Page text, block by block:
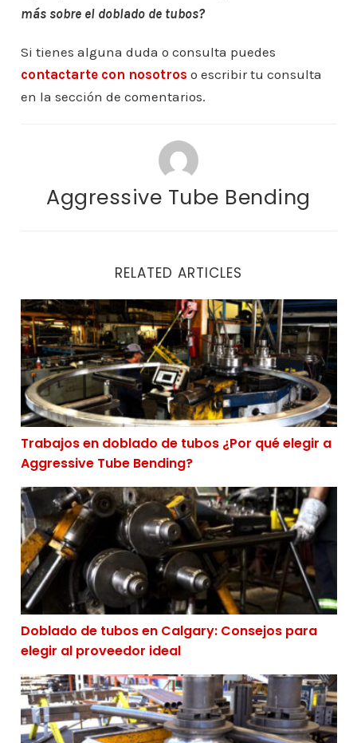
más sobre el doblado de tubos?
Si tienes alguna duda o consulta puedes
contactarte con nosotros o escribir tu consulta
en la sección de comentarios.
Aggressive Tube Bending
RELATED ARTICLES
Trabajos en doblado de tubos ¿Por qué elegir a
Trabajos en doblado de tubos ¿Por qué elegir a
Aggressive Tube Bending?
Doblado de tubos en Calgary: Consejos para elegir al
Doblado de tubos en Calgary: Consejos para
elegir al proveedor ideal
5 errores que se cometen al elegir a un proveedor de